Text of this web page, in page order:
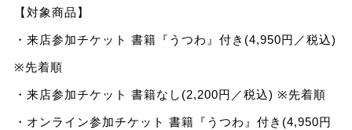
【対象商品】
・来店参加チケット 書籍『うつわ』付き(4,950円／税込)
※先着順
・来店参加チケット 書籍なし(2,200円／税込) ※先着順
・オンライン参加チケット 書籍『うつわ』付き(4,950円